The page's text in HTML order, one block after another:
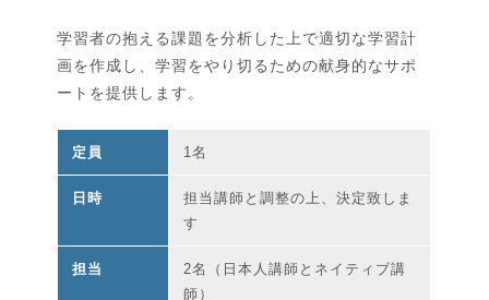
学習者の抱える課題を分析した上で適切な学習計
画を作成し、学習をやり切るための献身的なサポ
ートを提供します。
定員 1名
日時
担当講師と調整の上、決定致しま
す
担当
2名（日本人講師とネイティブ講
師）